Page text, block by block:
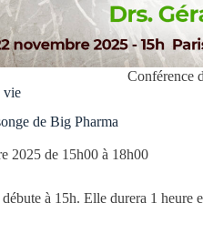
Conférence
vie
de Big Pharma
2025 de 15h00 à 18h00
à 15h. Elle durera 1 heure